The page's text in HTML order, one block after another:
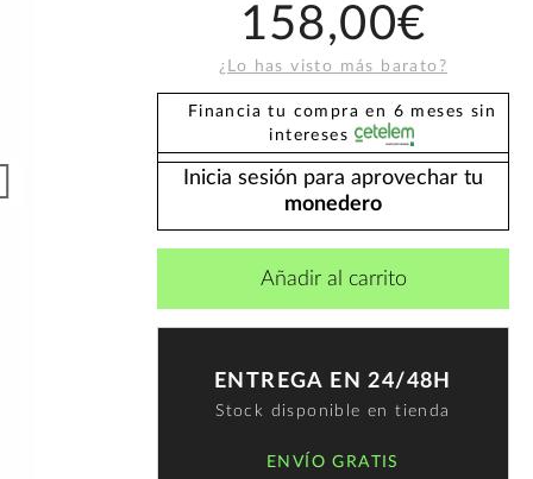
158,00€
¿Lo has visto más barato?
Financia tu compra en 6 meses sin
intereses
Inicia sesión para aprovechar tu
monedero
Añadir al carrito
ENTREGA EN 24/48H
Stock disponible en tienda
ENVÍO GRATIS